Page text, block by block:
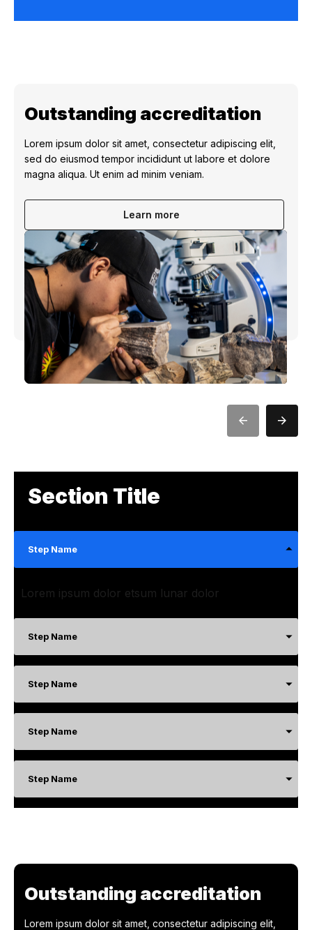
Outstanding accreditation
Lorem ipsum dolor sit amet, consectetur adipiscing elit,
sed do eiusmod tempor incididunt ut labore et dolore
magna aliqua. Ut enim ad minim veniam.
Learn more
Section Title
Step Name
Lorem ipsum dolor etsum lunar dolor
Step Name
Step Name
Step Name
Step Name
Outstanding accreditation
Lorem ipsum dolor sit amet, consectetur adipiscing elit,